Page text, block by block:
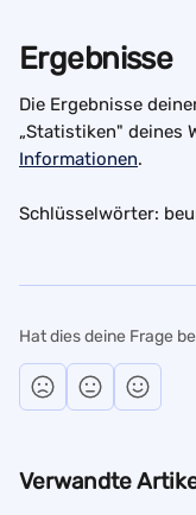
Ergebnisse
Die Ergebnisse
„Statistiken" deines
Informationen.
Schlüsselwörter:
Hat dies deine Frage
Verwandte